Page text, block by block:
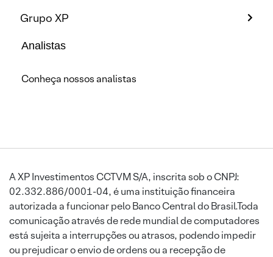
Grupo XP
Analistas
Conheça nossos analistas
A XP Investimentos CCTVM S/A, inscrita sob o CNPJ:
02.332.886/0001-04, é uma instituição financeira
autorizada a funcionar pelo Banco Central do Brasil.Toda
comunicação através de rede mundial de computadores
está sujeita a interrupções ou atrasos, podendo impedir
ou prejudicar o envio de ordens ou a recepção de